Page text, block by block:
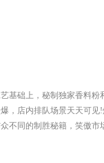
基础上，秘制独家香料粉
，店内排队场景天天可
不同的制胜秘籍，笑傲市